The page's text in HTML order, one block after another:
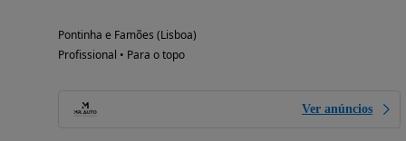
Pontinha e Famões (Lisboa)
Profissional • Para o topo
Ver anúncios